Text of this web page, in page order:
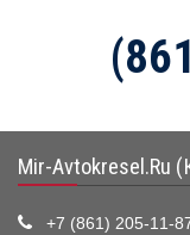
Mir-Avtokresel.Ru
+7 (861) 205-11-